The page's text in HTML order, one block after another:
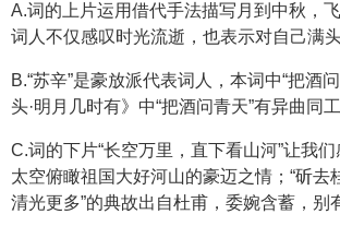
A.词的上片运用借代手法描写月到中秋，飞
词人不仅感叹时光流逝，也表示对自己满
B.“苏辛”是豪放派代表词人，本词中“把酒
头·明月几时有》中“把酒问青天”有异曲同工
C.词的下片“长空万里，直下看山河”让我
太空俯瞰祖国大好河山的豪迈之情；“斫去
清光更多”的典故出自杜甫，委婉含蓄，别